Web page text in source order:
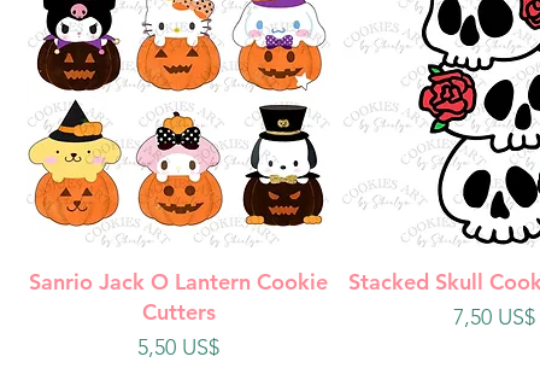
Vista rápida
Sanrio Jack O Lantern Cookie
Cutters
Precio
5,50 US$
Vista
Stacked Skull
Precio
7,50 US$